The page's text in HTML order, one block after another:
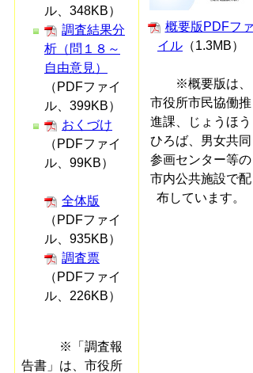
ル、348KB）
調査結果分
析（問１８～
自由意見）
（PDFファイ
ル、399KB）
おくづけ
（PDFファイ
ル、99KB）
全体版
（PDFファイ
ル、935KB）
調査票
（PDFファイ
ル、226KB）
※「調査報
告書」は、市役所
概要版PDFファ
イル （1.3MB）
※概要版は、
市役所市民協働推
進課、じょうほう
ひろば、男女共同
参画センター等の
市内公共施設で配
布しています。